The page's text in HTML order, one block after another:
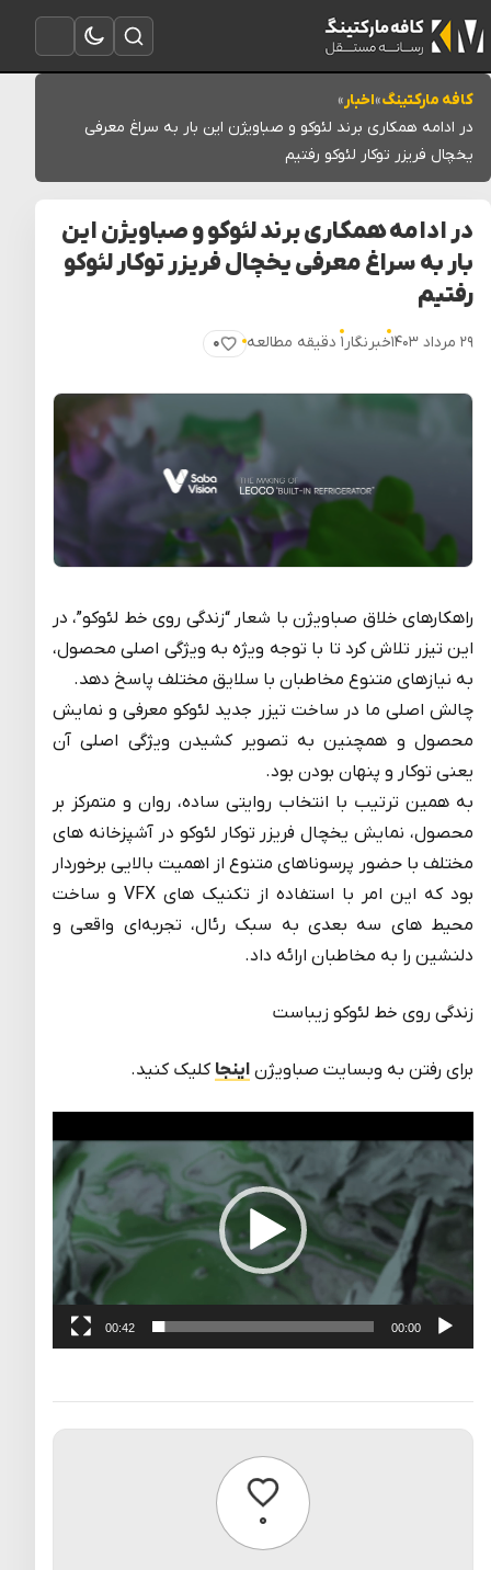
باز کردن منو
تغییر به حالت تاریک
باز کردن جستجو
کافه مارکتینگ»اخبار»
در ادامه همکاری برند لئوکو و صباویژن این بار به سراغ معرفی
یخچال فریزر توکار لئوکو رفتیم
در ادامه همکاری برند لئوکو و صباویژن این
بار به سراغ معرفی یخچال فریزر توکار لئوکو
رفتیم
۲۹ مرداد ۱۴۰۳ خبرنگار۱ دقیقه مطالعه ۰
پسندیدن
راهکارهای خلاق صباویژن با شعار “زندگی روی خط لئوکو”، در
این تیزر تلاش کرد تا با توجه ویژه به ویژگی اصلی محصول،
به نیازهای متنوع مخاطبان با سلایق مختلف پاسخ دهد.
چالش اصلی ما در ساخت تیزر جدید لئوکو معرفی و نمایش
محصول و همچنین به تصویر کشیدن ویژگی اصلی آن
یعنی توکار و پنهان بودن بود.
به همین ترتیب با انتخاب روایتی ساده، روان و متمرکز بر
محصول، نمایش یخچال فریزر توکار لئوکو در آشپزخانه های
مختلف با حضور پرسوناهای متنوع از اهمیت بالایی برخوردار
بود که این امر با استفاده از تکنیک های VFX و ساخت
محیط های سه بعدی به سبک رئال، تجربه‌ای واقعی و
دلنشین را به مخاطبان ارائه داد.
زندگی روی خط لئوکو زیباست
برای رفتن به وبسایت صباویژن اینجا کلیک کنید.
ویدیو
00:00
00:42
۰پسندیدن